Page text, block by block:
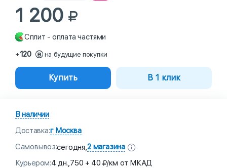
1 200
Сплит - оплата частями
+120 на будущие покупки
Купить В 1 клик
В наличии
Доставка:г Москва
Самовывоз:сегодня,2 магазина
Курьером:4 дн.,750 + 40
/км от МКАД